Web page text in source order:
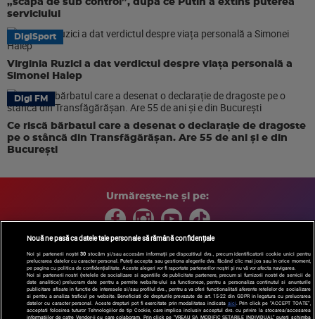
„scapă de sub control”, după ce Putin a extins puterea
serviciului
DigiSport
Virginia Ruzici a dat verdictul despre viața personală a
Simonei Halep
Digi FM
Ce riscă bărbatul care a desenat o declarație de dragoste
pe o stâncă din Transfăgărășan. Are 55 de ani și e din
București
Urmărește-ne și pe:
Copyright © 2026 / DIGI ROMANIA S.A.
Arhiva
Comunicate de presă Politica de confidentialitate
Termeni
si conditii
Gestionați preferințele| Contact/Info Codul etic
Nouă ne pasă ca datele tale personale să rămână confidențiale
Noi și partenerii noștri30 stocăm și/sau accesăm informații pe dispozitivul dvs., precum identificatorii cookie unici pentru
prelucrarea datelor cu caracter personal. Puteți accepta sau gestiona alegerile dvs. făcând clic mai jos sau în orice moment,
pe pagina cu politica de confidențialitate. Aceste alegeri vor fi raportate partenerilor noștri și nu vă vor afecta navigarea.
Noi si partenerii nostri (retelele de socializare si agentiile de publicitate partenere, precum si furnizorii nostri de servicii de
date analitice) prelucram date pentru a permite website-ului sa functioneze, pentru a personaliza continutul si anunturile
publicitare afisate in functie de interesele si/sau profilul dvs., pentru a va oferi functionalitati aferente retelelor de socializare
si pentru a analiza traficul pe website. Beneficiati de drepturile prevazute de art. 15-22 din GDPR in legatura cu prelucrarea
datelor cu caracter personal. Aceste drepturi pot fi exercitate prin modalitatea indicata aici. Prin click pe “ACCEPT TOATE”,
acceptati folosirea tuturor Tehnologiilor de tip Cookie, care implica inclusiv acceptul dvs. cu privire la stocarea/accesarea
informatiilor de catre Vendor-ii cu care colaboram. Prin click pe “VREAU SA MODIFIC SETARILE INDIVIDUAL” puteti schimba